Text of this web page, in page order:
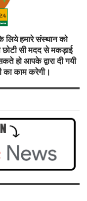
लिये हमारे संस्थान को
छोटी सी मदद से मकड़ाई
हो आपके द्वारा दी गयी
का काम करेगी।